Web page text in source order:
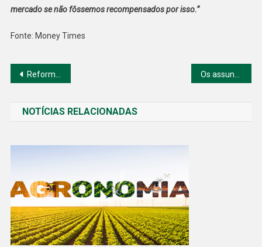
mercado se não fôssemos recompensados por isso.”
Fonte: Money Times
Navegação
Post
Reforma administrativa: desidratação da proposta mobiliza oposição e base aliada
NOTÍCIAS RELACIONADAS